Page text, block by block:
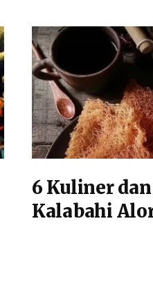
6 Kuliner
Kalabahi